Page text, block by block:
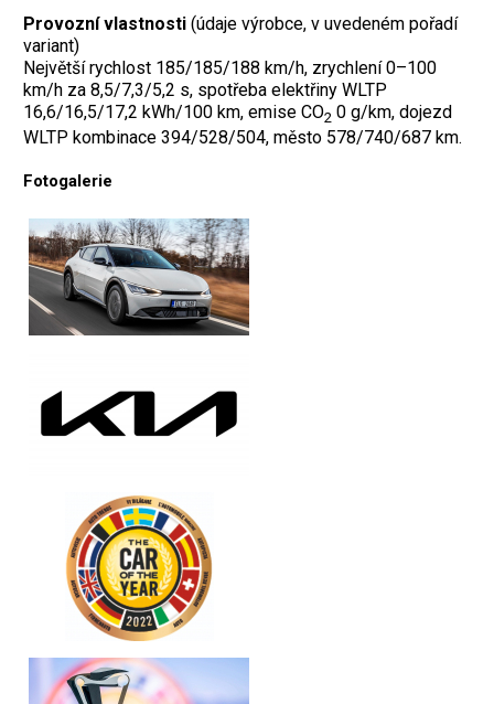
Provozní vlastnosti (údaje výrobce, v uvedeném pořadí
variant)
Největší rychlost 185/185/188 km/h, zrychlení 0–100
km/h za 8,5/7,3/5,2 s, spotřeba elektřiny WLTP
16,6/16,5/17,2 kWh/100 km, emise CO2 0 g/km, dojezd
WLTP kombinace 394/528/504, město 578/740/687 km.
Fotogalerie